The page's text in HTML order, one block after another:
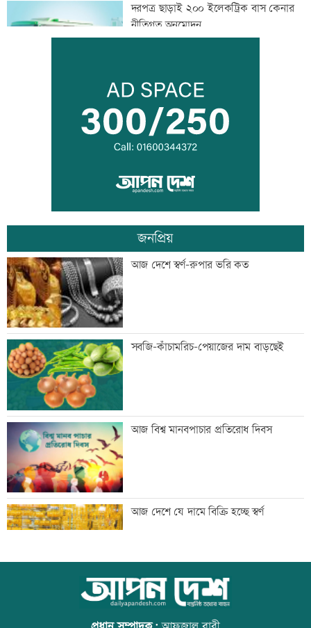
দরপত্র ছাড়াই ২০০ ইলেকট্রিক বাস কেনার
নীতিগত অনুমোদন
তনু হত্যার আসামি সাবেক সেনাসদস্য
হাফিজুরকে আত্মসমর্পণের নির্দেশ
দুদকের মামলায় ঢাকা ব্যাংকের ৪ কর্মকর্তার
কারাদণ্ড
জিয়াউর রহমান দেশে প্রথম সবুজ বিপ্লবের
ডাক দিয়েছিলেন: পরিবেশমন্ত্রী
প্রথম শ্রেণিতে ভর্তি লটারিতে
মেঘনার ভাঙনরোধে জিও ব্যাগ প্রকল্পে
অনিয়ম, এলাকাবাসীর মানববন্ধন
বাংলাদেশি পাঁচ হাজার কৃষি শ্রমিক নেবে
ওমান
স্বর্ণ খাতকে আনুষ্ঠানিক কাঠামোয় আনছে
সরকার, মতামত চাইল মন্ত্রণালয়
জনপ্রিয়
আজ দেশে স্বর্ণ-রুপার ভরি কত
সবজি-কাঁচামরিচ-পেয়াজের দাম বাড়ছেই
আজ বিশ্ব মানবপাচার প্রতিরোধ দিবস
আজ দেশে যে দামে বিক্রি হচ্ছে স্বর্ণ
আজ বিশ্ব বন্ধু দিবস